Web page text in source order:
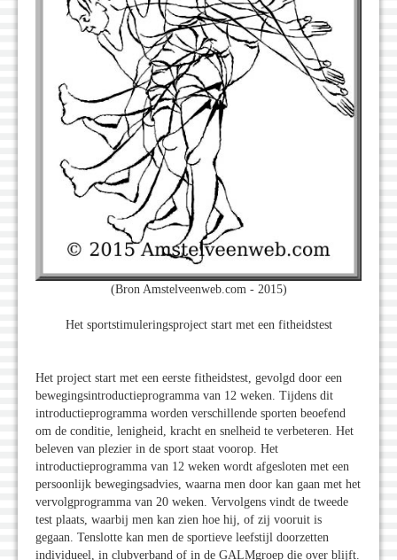
(Bron Amstelveenweb.com - 2015)
Het sportstimuleringsproject start met een fitheidstest
Het project start met een eerste fitheidstest, gevolgd door een
bewegingsintroductieprogramma van 12 weken. Tijdens dit
introductieprogramma worden verschillende sporten beoefend
om de conditie, lenigheid, kracht en snelheid te verbeteren. Het
beleven van plezier in de sport staat voorop. Het
introductieprogramma van 12 weken wordt afgesloten met een
persoonlijk bewegingsadvies, waarna men door kan gaan met het
vervolgprogramma van 20 weken. Vervolgens vindt de tweede
test plaats, waarbij men kan zien hoe hij, of zij vooruit is
gegaan. Tenslotte kan men de sportieve leefstijl doorzetten
individueel, in clubverband of in de GALMgroep die over blijft.